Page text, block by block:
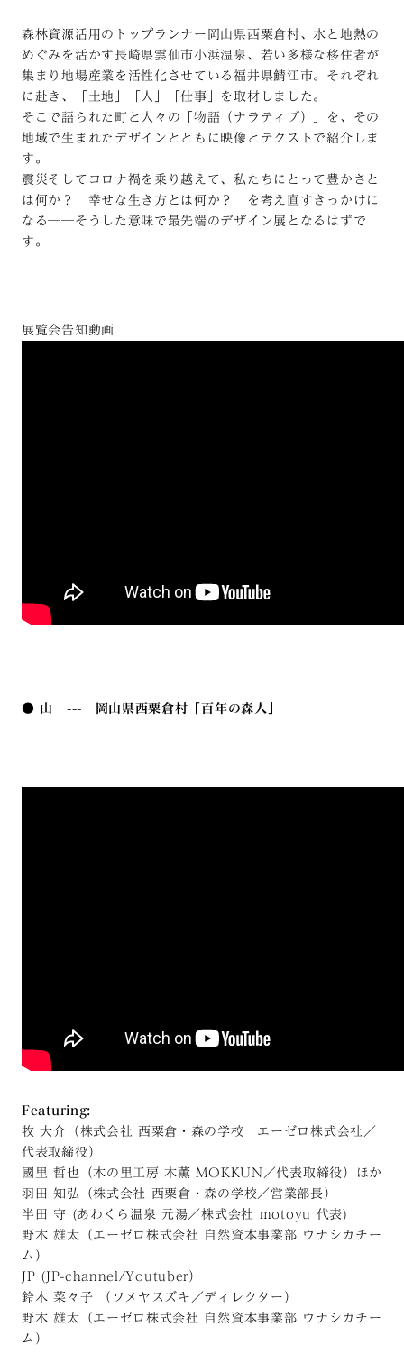
森林資源活用のトップランナー岡山県西粟倉村、水と地熱の
めぐみを活かす長崎県雲仙市小浜温泉、若い多様な移住者が
集まり地場産業を活性化させている福井県鯖江市。それぞれ
に赴き、「土地」「人」「仕事」を取材しました。
そこで語られた町と人々の「物語（ナラティブ）」を、その
地域で生まれたデザインとともに映像とテクストで紹介しま
す。
震災そしてコロナ禍を乗り越えて、私たちにとって豊かさと
は何か？ 幸せな生き方とは何か？ を考え直すきっかけに
なる──そうした意味で最先端のデザイン展となるはずで
す。
展覧会告知動画
● 山 --- 岡山県西粟倉村「百年の森人」
Featuring:
牧 大介（株式会社 西粟倉・森の学校 エーゼロ株式会社／
代表取締役）
國里 哲也（木の里工房 木薫 MOKKUN／代表取締役）ほか
羽田 知弘（株式会社 西粟倉・森の学校／営業部長）
半田 守 (あわくら温泉 元湯／株式会社 motoyu 代表)
野木 雄太（エーゼロ株式会社 自然資本事業部 ウナシカチー
ム）
JP (JP-channel/Youtuber）
鈴木 菜々子 （ソメヤスズキ／ディレクター）
野木 雄太（エーゼロ株式会社 自然資本事業部 ウナシカチー
ム）